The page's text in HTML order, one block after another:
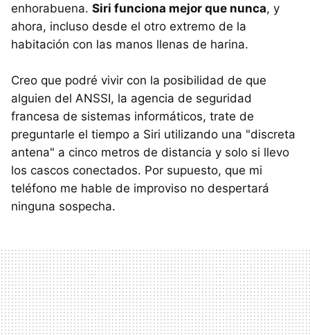
enhorabuena. Siri funciona mejor que nunca, y
ahora, incluso desde el otro extremo de la
habitación con las manos llenas de harina.
Creo que podré vivir con la posibilidad de que
alguien del ANSSI, la agencia de seguridad
francesa de sistemas informáticos, trate de
preguntarle el tiempo a Siri utilizando una "discreta
antena" a cinco metros de distancia y solo si llevo
los cascos conectados. Por supuesto, que mi
teléfono me hable de improviso no despertará
ninguna sospecha.